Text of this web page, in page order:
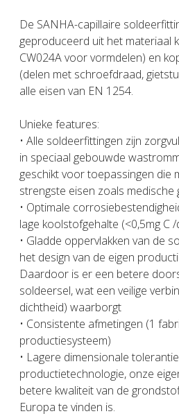
De SANHA-capillaire
geproduceerd uit het materiaal
CW024A voor vormdelen) en
(delen met schroefdraad,
alle eisen van EN 1254.
Unieke features:
• Alle soldeerfittingen zijn
in speciaal gebouwde
geschikt voor toepassingen die
strengste eisen zoals medische
• Optimale
lage koolstofgehalte (<0,5mg C /
• Gladde oppervlakken van de
het design van de eigen
Daardoor is er een betere
soldeersel, wat een veilige
dichtheid) waarborgt
• Consistente afmetingen (1
productiesysteem)
• Lagere dimensionale
productietechnologie, onze
betere kwaliteit van de
Europa te vinden is.